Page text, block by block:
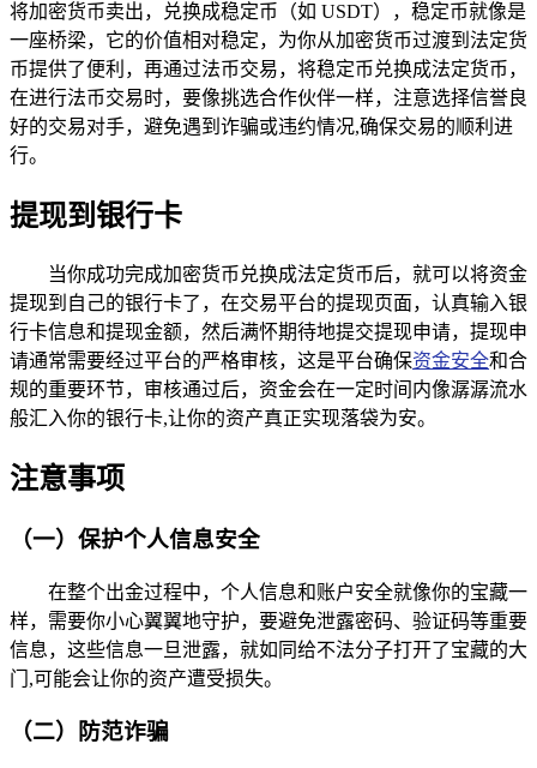
将加密货币卖出，兑换成稳定币（如 USDT），稳定币就像是
一座桥梁，它的价值相对稳定，为你从加密货币过渡到法定货
币提供了便利，再通过法币交易，将稳定币兑换成法定货币，
在进行法币交易时，要像挑选合作伙伴一样，注意选择信誉良
好的交易对手，避免遇到诈骗或违约情况,确保交易的顺利进
行。
提现到银行卡
当你成功完成加密货币兑换成法定货币后，就可以将资金
提现到自己的银行卡了，在交易平台的提现页面，认真输入银
行卡信息和提现金额，然后满怀期待地提交提现申请，提现申
请通常需要经过平台的严格审核，这是平台确保资金安全和合
规的重要环节，审核通过后，资金会在一定时间内像潺潺流水
般汇入你的银行卡,让你的资产真正实现落袋为安。
注意事项
（一）保护个人信息安全
在整个出金过程中，个人信息和账户安全就像你的宝藏一
样，需要你小心翼翼地守护，要避免泄露密码、验证码等重要
信息，这些信息一旦泄露，就如同给不法分子打开了宝藏的大
门,可能会让你的资产遭受损失。
（二）防范诈骗